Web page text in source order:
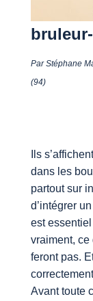
Par Stéphane
(94)
Ils
dans les
partout sur
d’intégrer
est
vraiment, ce
feront pas.
Avant toute